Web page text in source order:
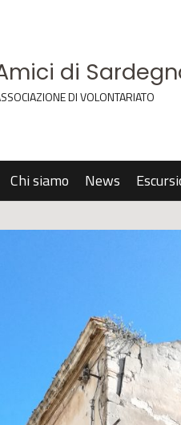
di
DI VOLONTARIATO
Chi siamo News